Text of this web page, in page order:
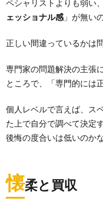
ペシャリストよりも弱い
ェッショナル感 」が無い
正しい間違っているかは
専門家の問題解決の主張
ところで、「専門的には
個人レベルで言えば、ス
た上で自分で調べて決定
後悔の度合いは低いのか
懐柔と買収